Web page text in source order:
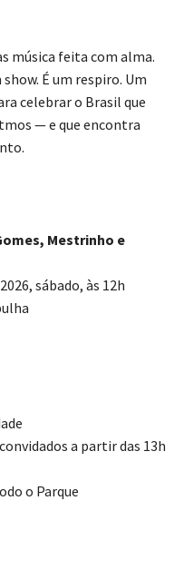
música feita com alma.
É um respiro. Um
celebrar o Brasil que
— e que encontra
Mestrinho e
sábado, às 12h
a partir das 13h
o Parque